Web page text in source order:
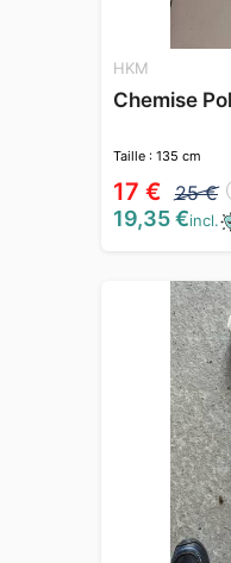
HKM
Chemise
Taille : 135 cm
17 € 25 €
19,35 €incl.